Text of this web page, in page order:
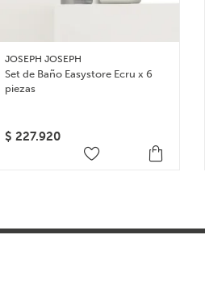
JOSEPH JOSEPH
Set de Baño Easystore Ecru x 6
piezas
$ 227.920